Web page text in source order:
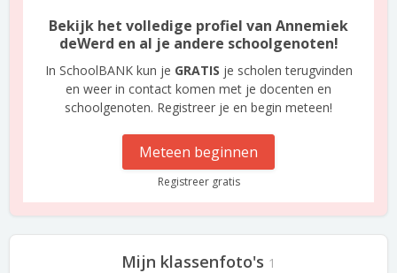
Bekijk het volledige profiel van Annemiek
deWerd en al je andere schoolgenoten!
In SchoolBANK kun je GRATIS je scholen terugvinden
en weer in contact komen met je docenten en
schoolgenoten. Registreer je en begin meteen!
Meteen beginnen
Registreer gratis
Mijn klassenfoto's 1